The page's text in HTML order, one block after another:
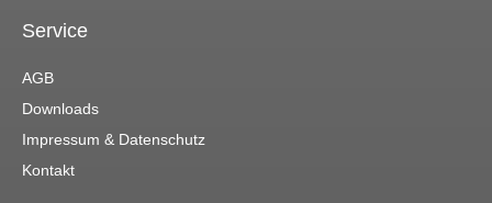
Service
AGB
Downloads
Impressum & Datenschutz
Kontakt